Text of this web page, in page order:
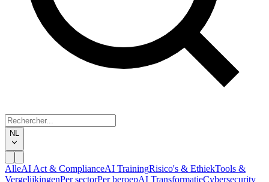
NL
AlleAI Act & ComplianceAI TrainingRisico's & EthiekTools &
VergelijkingenPer sectorPer beroepAI TransformatieCybersecurity